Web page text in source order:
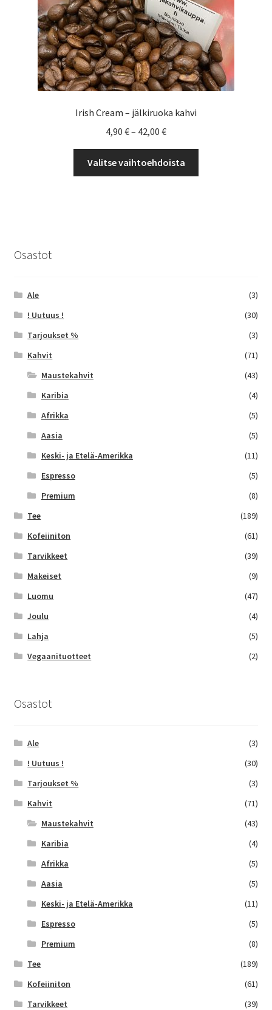
Irish Cream – jälkiruoka kahvi
4,90 €– 42,00 €Hintaluokka:
-
42,00 €
Valitse vaihtoehdoista
Osastot
Ale
(3)
! Uutuus !
(30)
Tarjoukset %
(3)
Kahvit
(71)
Maustekahvit
(43)
Karibia
(4)
Afrikka
(5)
Aasia
(5)
Keski- ja Etelä-Amerikka
(11)
Espresso
(5)
Premium
(8)
Tee
(189)
Kofeiiniton
(61)
Tarvikkeet
(39)
Makeiset
(9)
Luomu
(47)
Joulu
(4)
Lahja
(5)
Vegaanituotteet
(2)
Osastot
Ale
(3)
! Uutuus !
(30)
Tarjoukset %
(3)
Kahvit
(71)
Maustekahvit
(43)
Karibia
(4)
Afrikka
(5)
Aasia
(5)
Keski- ja Etelä-Amerikka
(11)
Espresso
(5)
Premium
(8)
Tee
(189)
Kofeiiniton
(61)
Tarvikkeet
(39)